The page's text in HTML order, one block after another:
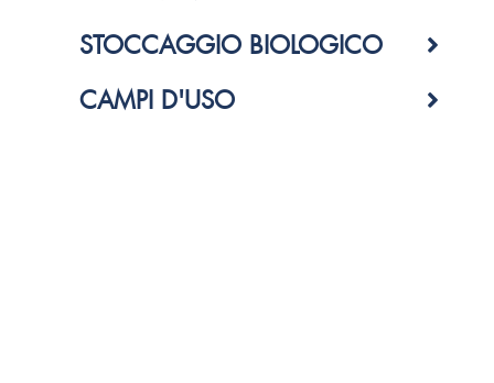
STOCCAGGIO BIOLOGICO
CAMPI D'USO